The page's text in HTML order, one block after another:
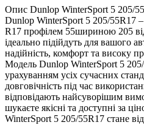
Опис Dunlop WinterSport 5 205/
Dunlop WinterSport 5 205/55R17
R17 профілем 55шириною 205
ідеально підійдуть для вашого
надійність, комфорт та високу
Модель Dunlop WinterSport 5
урахуванням усіх сучасних
довговічність під час
відповідають найсуворішим
шукаєте якісні та доступні за
WinterSport 5 205/55R17 стане